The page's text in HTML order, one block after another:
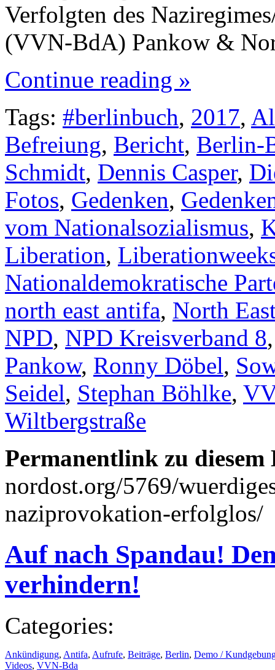
Verfolgten des
(VVN-BdA) Pankow &
Continue reading »
Tags: #berlinbuch, 2017,
Befreiung, Bericht, Berlin-
Schmidt, Dennis Casper,
Fotos, Gedenken,
vom Nationalsozialismus,
Liberation,
Nationaldemokratische
north east antifa, North
NPD, NPD Kreisverband 8
Pankow, Ronny Döbel,
Seidel, Stephan Böhlke,
Wiltbergstraße
Permanentlink zu
nordost.org/5769/
naziprovokation-erfolglos/
Auf nach Spandau!
verhindern!
Categories:
Ankündigung, Antifa, Aufrufe, Beiträge, Berlin, Demo /
Videos, VVN-Bda